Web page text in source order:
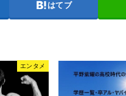
はてブ
エンタメ